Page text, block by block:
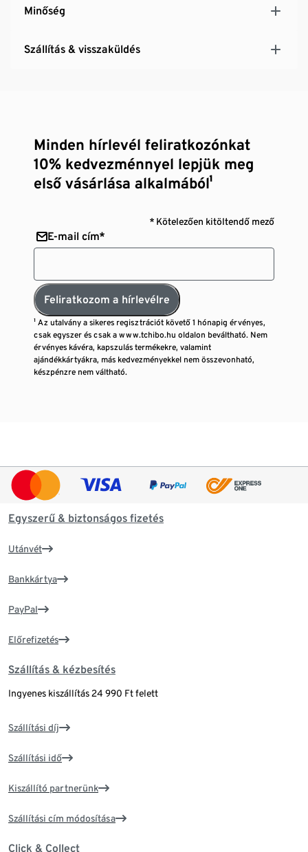
Minőség
Szállítás & visszaküldés
Minden hírlevél feliratkozónkat
10% kedvezménnyel lepjük meg
első vásárlása alkalmából¹
* Kötelezően kitöltendő mező
E-mail cím*
Feliratkozom a hírlevélre
¹ Az utalvány a sikeres regisztrációt követő 1 hónapig érvényes,
csak egyszer és csak a www.tchibo.hu oldalon beváltható. Nem
érvényes kávéra, kapszulás termékekre, valamint
ajándékkártyákra, más kedvezményekkel nem összevonható,
készpénzre nem váltható.
Egyszerű & biztonságos fizetés
Utánvét
Bankkártya
PayPal
Előrefizetés
Szállítás & kézbesítés
Ingyenes kiszállítás 24 990 Ft felett
Szállítási díj
Szállítási idő
Kiszállító partnerünk
Szállítási cím módosítása
Click & Collect